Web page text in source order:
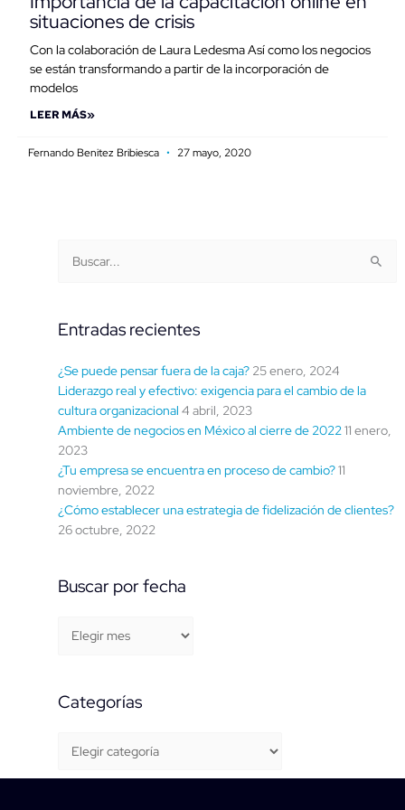
situaciones de crisis
Con la colaboración de Laura Ledesma Así como los negocios
se están transformando a partir de la incorporación de
modelos
LEER MÁS»
Fernando Benitez Bribiesca 27 mayo, 2020
Buscar:
Entradas recientes
¿Se puede pensar fuera de la caja? 25 enero, 2024
Liderazgo real y efectivo: exigencia para el cambio de la
cultura organizacional 4 abril, 2023
Ambiente de negocios en México al cierre de 202211 enero,
2023
¿Tu empresa se encuentra en proceso de cambio?11
noviembre, 2022
¿Cómo establecer una estrategia de fidelización de clientes?
26 octubre, 2022
Buscar por fecha
por
Categorías